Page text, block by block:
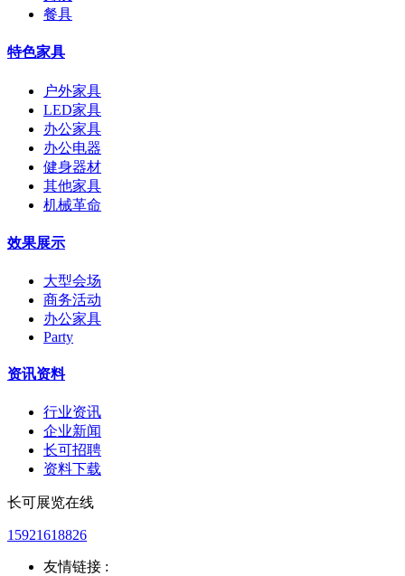
餐具
特色家具
户外家具
LED家具
办公家具
办公电器
健身器材
其他家具
机械革命
效果展示
大型会场
商务活动
办公家具
Party
资讯资料
行业资讯
企业新闻
长可招聘
资料下载
长可展览在线
15921618826
友情链接 :